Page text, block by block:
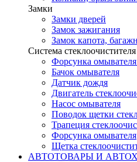
Замки
Замки дверей
Замок зажигания
Замок капота,
Система стеклоочистителя
Форсунка
Бачок омывателя
Датчик дождя
Двигатель
Насос омывателя
Поводок щетки
Трапеция
Форсунка омывателя
Щетка
АВТОТОВАРЫ И